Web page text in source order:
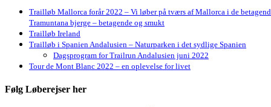
Trailløb Mallorca forår 2022 – Vi løber på tværs af Mallorca i de
Tramuntana bjerge – betagende og smukt
Trailløb Ireland
Trailløb i Spanien Andalusien – Naturparken i det sydlige Spanien
Dagsprogram for Trailrun Andalusien juni 2022
Tour de Mont Blanc 2022 – en oplevelse for livet
Følg Løberejser her